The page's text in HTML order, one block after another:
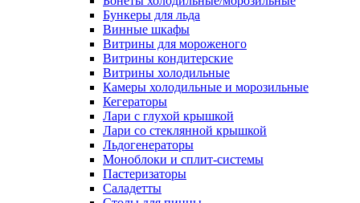
Бункеры для льда
Винные шкафы
Витрины для мороженого
Витрины кондитерские
Витрины холодильные
Камеры холодильные и морозильные
Кегераторы
Лари с глухой крышкой
Лари со стеклянной крышкой
Льдогенераторы
Моноблоки и сплит-системы
Пастеризаторы
Саладетты